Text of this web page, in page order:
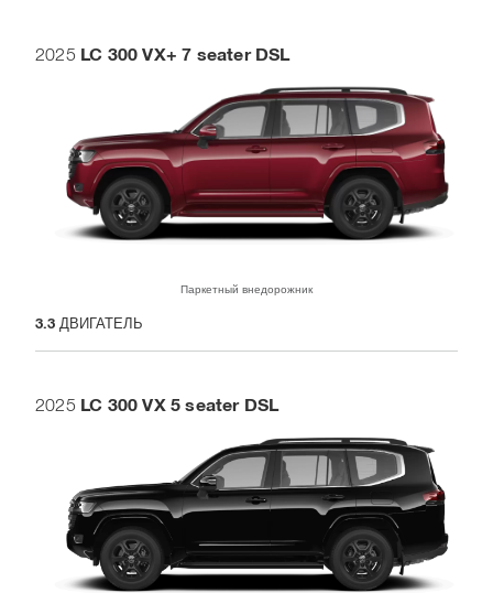
2025 LC 300 VX+ 7 seater DSL
Паркетный внедорожник
3.3 ДВИГАТЕЛЬ
2025 LC 300 VX 5 seater DSL